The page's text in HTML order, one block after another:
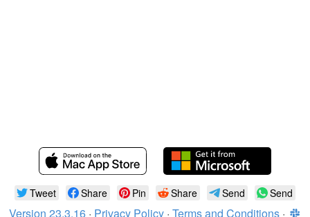
Tweet Share Pin Share Send Send
Version 23.3.16· Privacy Policy· Terms and Conditions·